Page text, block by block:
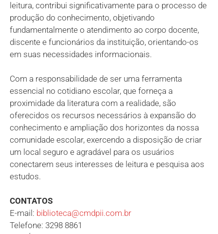
leitura, contribui significativamente para o processo de
produção do conhecimento, objetivando
fundamentalmente o atendimento ao corpo docente,
discente e funcionários da instituição, orientando-os
em suas necessidades informacionais.
Com a responsabilidade de ser uma ferramenta
essencial no cotidiano escolar, que forneça a
proximidade da literatura com a realidade, são
oferecidos os recursos necessários à expansão do
conhecimento e ampliação dos horizontes da nossa
comunidade escolar, exercendo a disposição de criar
um local seguro e agradável para os usuários
conectarem seus interesses de leitura e pesquisa aos
estudos.
CONTATOS
E-mail: biblioteca@cmdpii.com.br
Telefone: 3298 8861